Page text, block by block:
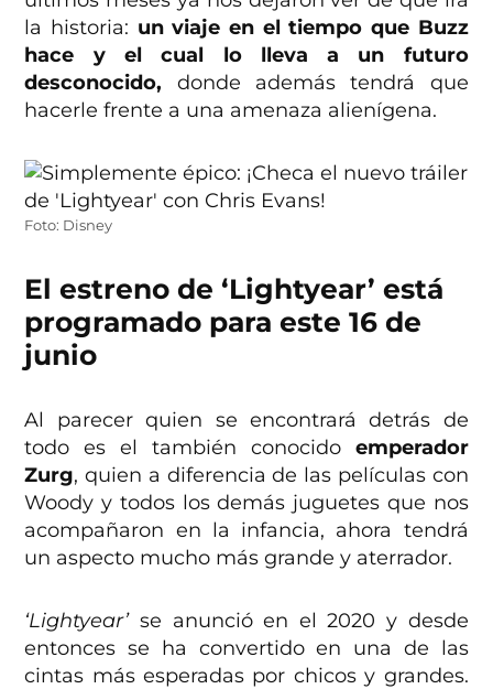
la historia: un viaje en el tiempo que Buzz
hace y el cual lo lleva a un futuro
desconocido, donde además tendrá que
hacerle frente a una amenaza alienígena.
Foto: Disney
El estreno de ‘Lightyear’ está
programado para este 16 de
junio
Al parecer quien se encontrará detrás de
todo es el también conocido emperador
Zurg, quien a diferencia de las películas con
Woody y todos los demás juguetes que nos
acompañaron en la infancia, ahora tendrá
un aspecto mucho más grande y aterrador.
‘Lightyear’se anunció en el 2020 y desde
entonces se ha convertido en una de las
cintas más esperadas por chicos y grandes.